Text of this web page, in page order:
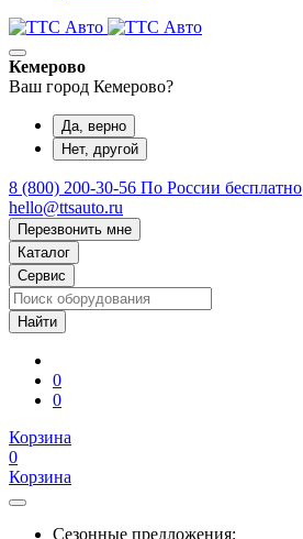
Кемерово
Ваш город Кемерово?
Да, верно
Нет, другой
8 (800) 200-30-56 По России бесплатно
hello@ttsauto.ru
Перезвонить мне
Каталог
Сервис
0
0
Корзина
0
Корзина
Сезонные предложения: